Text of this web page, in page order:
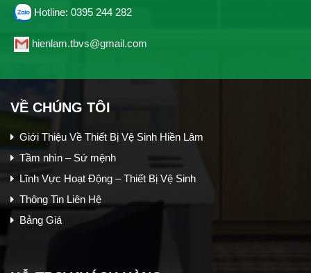
Hotline: 0395 244 282
hienlam.tbvs@gmail.com
VỀ CHÚNG TÔI
Giới Thiệu Về Thiết Bị Vệ Sinh Hiền Lâm
Tầm nhìn – Sứ mệnh
Lĩnh Vực Hoạt Động – Thiết Bị Vệ Sinh
Thông Tin Liên Hệ
Bảng Giá